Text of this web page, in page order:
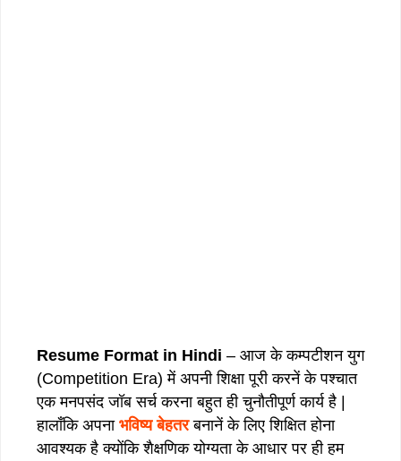
Resume Format in Hindi – आज के कम्पटीशन युग
(Competition Era) में अपनी शिक्षा पूरी करनें के पश्चात
एक मनपसंद जॉब सर्च करना बहुत ही चुनौतीपूर्ण कार्य है |
हालाँकि अपना भविष्य बेहतरबनानें के लिए शिक्षित होना
आवश्यक है क्योंकि शैक्षणिक योग्यता के आधार पर ही हम